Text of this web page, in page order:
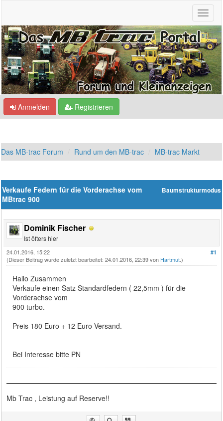
Anmelden Registrieren
Das MB-trac Forum Rund um den MB-trac MB-trac Markt
Baumstrukturmodus
Verkaufe Federn für die Vorderachse vom
MBtrac 900
Dominik Fischer
Ist öfters hier
#1
24.01.2016, 15:22
(Dieser Beitrag wurde zuletzt bearbeitet: 24.01.2016, 22:39 von Hartmut.)
Hallo Zusammen
Verkaufe einen Satz Standardfedern ( 22,5mm ) für die
Vorderachse vom
900 turbo.
Preis 180 Euro + 12 Euro Versand.
Bei Interesse bitte PN
Mb Trac , Leistung auf Reserve!!